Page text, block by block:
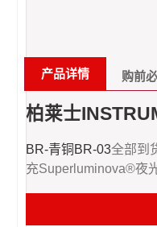
产品详情 购前
柏莱士
BR-青铜BR-03全部到
充Superluminova®夜